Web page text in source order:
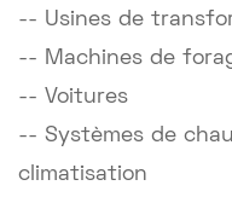
-- Usines de
-- Machines de
-- Voitures
-- Systèmes de
climatisation